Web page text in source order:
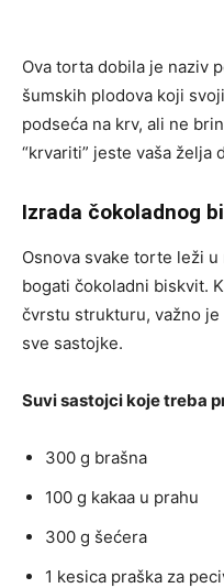
Ova torta dobila je naziv
šumskih plodova koji
podseća na krv, ali ne
“krvariti” jeste vaša želja
Izrada čokoladnog
Osnova svake torte leži
bogati čokoladni biskvit.
čvrstu strukturu, važno
sve sastojke.
Suvi sastojci koje treba
300 g brašna
100 g kakaa u prahu
300 g šećera
1 kesica praška za